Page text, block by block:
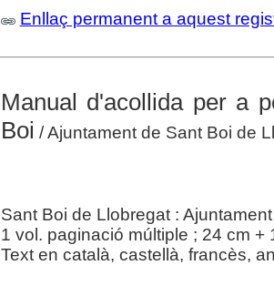
Enllaç permanent a aquest
Manual d'acollida per a
Boi / Ajuntament de Sant Boi de
Sant Boi de Llobregat :
1 vol. paginació múltiple ; 24 cm +
Text en català, castellà, francès,